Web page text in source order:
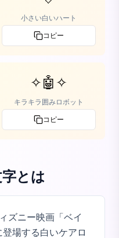
小さい白いハート
コピー
✧🤖✧
キラキラ囲みロボット
コピー
とは
ズニー映画「ベイ
場する白いケアロ